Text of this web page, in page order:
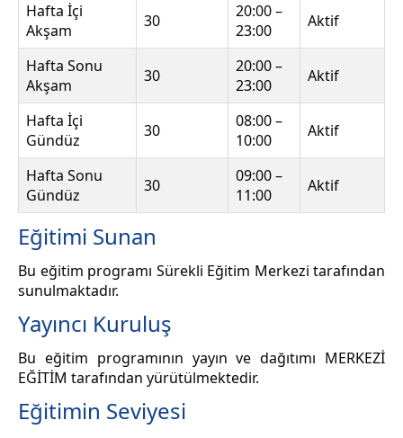
Hafta İçi
Akşam
30
20:00 –
23:00
Aktif
Hafta Sonu
Akşam
30
20:00 –
23:00
Aktif
Hafta İçi
Gündüz
30
08:00 –
10:00
Aktif
Hafta Sonu
Gündüz
30
09:00 –
11:00
Aktif
Eğitimi Sunan
Bu eğitim programı Sürekli Eğitim Merkezi tarafından
sunulmaktadır.
Yayıncı Kuruluş
Bu eğitim programının yayın ve dağıtımı MERKEZİ
EĞİTİM tarafından yürütülmektedir.
Eğitimin Seviyesi